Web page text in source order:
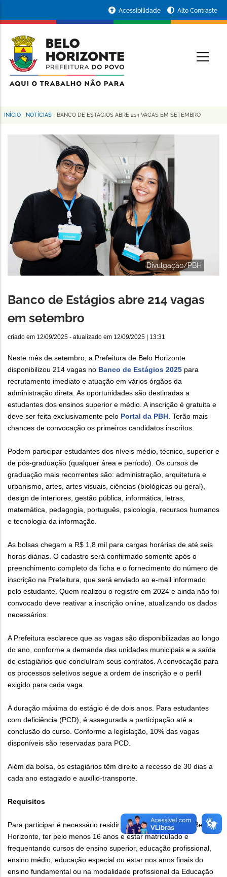
conteúdo
principal
da
Prefeitura
de
Horizonte
Acessibilidade Alto Contraste
Trilha
navegação
INÍCIO - NOTÍCIAS - BANCO DE ESTÁGIOS ABRE 214 VAGAS EM SETEMBRO
Divulgação/PBH
Banco de Estágios abre 214 vagas
em setembro
criado em 12/09/2025 - atualizado em 12/09/2025 | 13:31
Neste mês de setembro, a Prefeitura de Belo Horizonte
disponibilizou 214 vagas no Banco de Estágios 2025 para
recrutamento imediato e atuação em vários órgãos da
administração direta. As oportunidades são destinadas a
estudantes dos ensinos superior e médio. A inscrição é gratuita e
deve ser feita exclusivamente pelo Portal da PBH. Terão mais
chances de convocação os primeiros candidatos inscritos.
Podem participar estudantes dos níveis médio, técnico, superior e
de pós-graduação (qualquer área e período). Os cursos de
graduação mais recorrentes são: administração, arquitetura e
urbanismo, artes, artes visuais, ciências (biológicas ou geral),
design de interiores, gestão pública, informática, letras,
matemática, pedagogia, português, psicologia, recursos humanos
e tecnologia da informação.
As bolsas chegam a R$ 1,8 mil para cargas horárias de até seis
horas diárias. O cadastro será confirmado somente após o
preenchimento completo da ficha e o fornecimento do número de
inscrição na Prefeitura, que será enviado ao e-mail informado
pelo estudante. Quem realizou o registro em 2024 e ainda não foi
convocado deve reativar a inscrição online, atualizando os dados
necessários.
A Prefeitura esclarece que as vagas são disponibilizadas ao longo
do ano, conforme a demanda das unidades municipais e a saída
de estagiários que concluíram seus contratos. A convocação para
os processos seletivos segue a ordem de inscrição e o perfil
exigido para cada vaga.
A duração máxima do estágio é de dois anos. Para estudantes
com deficiência (PCD), é assegurada a participação até a
conclusão do curso. Conforme a legislação, 10% das vagas
disponíveis são reservadas para PCD.
Além da bolsa, os estagiários têm direito a recesso de 30 dias a
cada ano estagiado e auxílio-transporte.
Requisitos
Para participar é necessário residir preferencialmente em Belo
Horizonte, ter pelo menos 16 anos e estar matriculado e
frequentando cursos de ensino superior, educação profissional,
ensino médio, educação especial ou estar nos anos finais do
ensino fundamental ou na modalidade profissional da Educação